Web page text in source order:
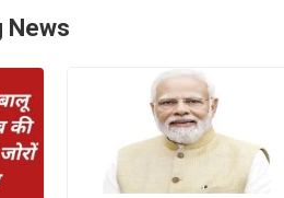
News